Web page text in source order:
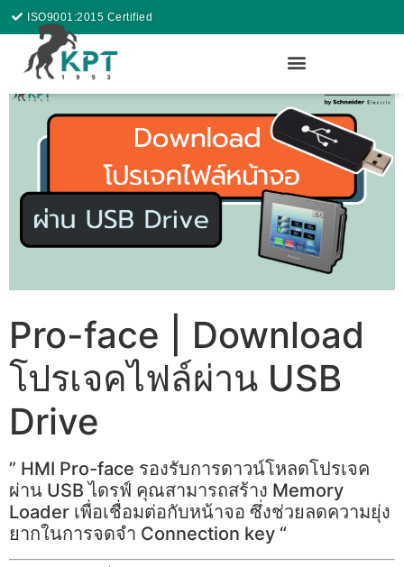
ISO9001:2015 Certified
Pro-face | Download
โปรเจคไฟล์ผ่าน USB
Drive
” HMI Pro-face รองรับการดาวน์โหลดโปรเจค
ผ่าน USB ไดรฟ์ คุณสามารถสร้าง Memory
Loader เพื่อเชื่อมต่อกับหน้าจอ ซึ่งช่วยลดความยุ่ง
ยากในการจดจำ Connection key “